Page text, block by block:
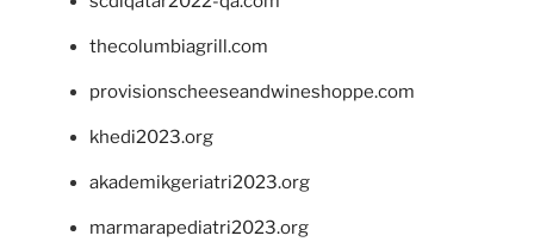
thecolumbiagrill.com
provisionscheeseandwineshoppe.com
khedi2023.org
akademikgeriatri2023.org
marmarapediatri2023.org